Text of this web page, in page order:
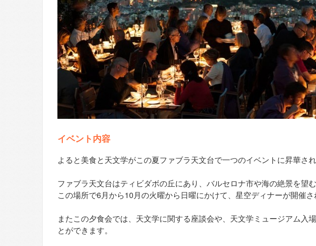
イベント内容
よると美食と天文学がこの夏ファブラ天文台で一つのイベントに昇華され
ファブラ天文台はティビダボの丘にあり、バルセロナ市や海の絶景を望む
この場所で6月から10月の火曜から日曜にかけて、星空ディナーが開催さ
またこの夕食会では、天文学に関する座談会や、天文学ミュージアム入
とができます。